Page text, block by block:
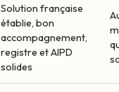
Solution française
établie, bon
accompagnement,
registre et AIPD
solides